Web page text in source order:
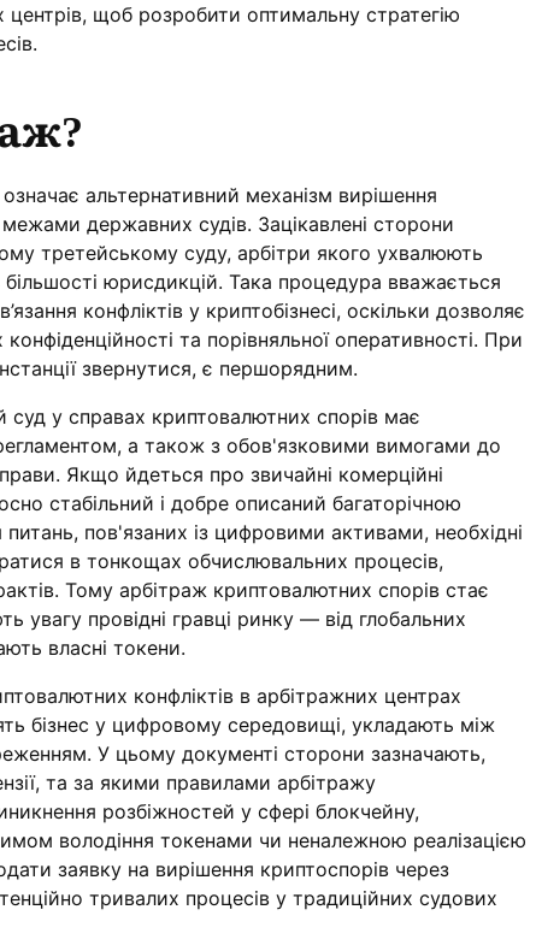
щоб розробити оптимальну стратегію
альтернативний механізм вирішення
державних судів. Зацікавлені сторони
третейському суду, арбітри якого ухвалюють
юрисдикцій. Така процедура вважається
конфліктів у криптобізнесі, оскільки дозволяє
та порівняльної оперативності. При
звернутися, є першорядним.
у справах криптовалютних спорів має
а також з обов'язковими вимогами до
Якщо йдеться про звичайні комерційні
стабільний і добре описаний багаторічною
пов'язаних із цифровими активами, необхідні
в тонкощах обчислювальних процесів,
Тому арбітраж криптовалютних спорів стає
провідні гравці ринку — від глобальних
власні токени.
конфліктів в арбітражних центрах
бізнес у цифровому середовищі, укладають між
У цьому документі сторони зазначають,
та за якими правилами арбітражу
розбіжностей у сфері блокчейну,
володіння токенами чи неналежною реалізацією
заявку на вирішення криптоспорів через
тривалих процесів у традиційних судових